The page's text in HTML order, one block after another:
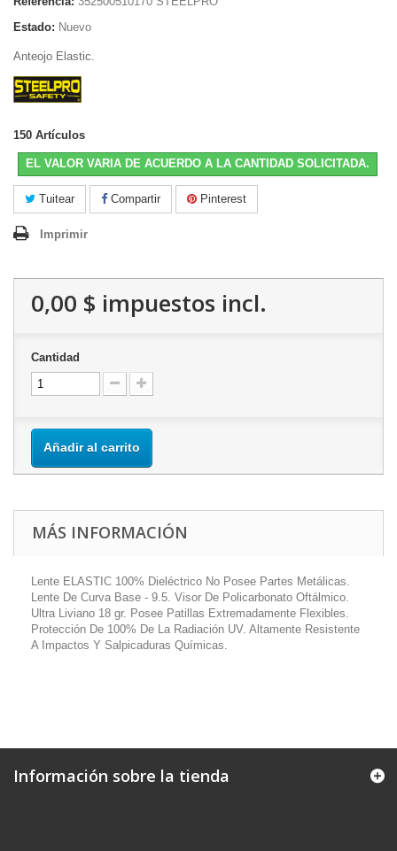
Estado: Nuevo
Anteojo Elastic.
150 Artículos
EL VALOR VARIA DE ACUERDO A LA CANTIDAD SOLICITADA.
Tuitear Compartir Pinterest
Imprimir
0,00 $ impuestos incl.
Cantidad
Añadir al carrito
MÁS INFORMACIÓN
Lente ELASTIC 100% Dieléctrico No Posee Partes Metálicas.
Lente De Curva Base - 9.5. Visor De Policarbonato Oftálmico.
Ultra Liviano 18 gr. Posee Patillas Extremadamente Flexibles.
Protección De 100% De La Radiación UV. Altamente Resistente
A Impactos Y Salpicaduras Químicas.
Información sobre la tienda